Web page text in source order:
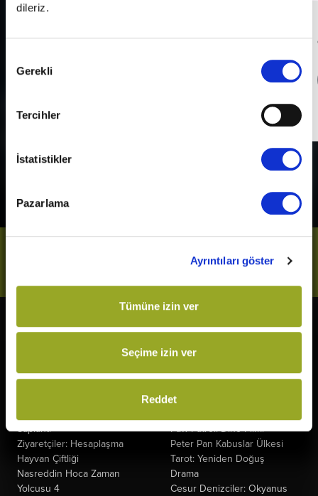
dileriz.
Seçimi
Gerekli
Tercihler
İstatistikler
Pazarlama
Ayrıntıları göster
Tümüne izin ver
Seçime izin ver
Reddet
Vizyonda
Saplantı
Ziyaretçiler: Hesaplaşma
Hayvan Çiftliği
Nasreddin Hoca Zaman
Yolcusu 4
Yakında
Kurtuluş Projesi
Kuyumcu
Paw Patrol: Dino Filmi
Peter Pan Kabuslar Ülkesi
Tarot: Yeniden Doğuş
Drama
Cesur Denizciler: Okyanus